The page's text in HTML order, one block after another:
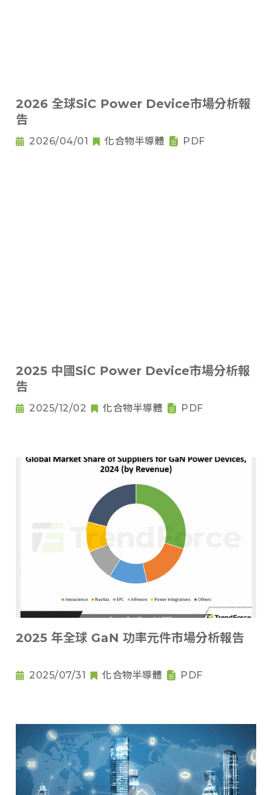
2026 全球SiC Power Device市場分析報
告
2026/04/01 化合物半導體 PDF
2025 中國SiC Power Device市場分析報
告
2025/12/02 化合物半導體 PDF
2025 年全球 GaN 功率元件市場分析報告
2025/07/31 化合物半導體 PDF